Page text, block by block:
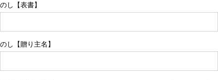
のし【表書】
のし【贈り主名】